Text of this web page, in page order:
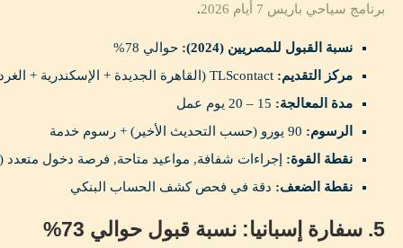
برنامج سياحي باريس 7 أيام 2026
.
نسبة القبول للمصريين (2024):
حوالي 78%
مركز التقديم:
مدة المعالجة:
الرسوم:
نقطة القوة: إجراءات شفافة, مواعيد متاحة, فرصة دخول متعدد (Multiple Entry)
نقطة الضعف: دقة في فحص كشف الحساب البنكي
5. سفارة إسبانيا: نسبة قبول حوالي 73%